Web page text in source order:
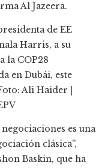
Al Jazeera.
de EE
Harris, a su
la COP28
en Dubái, este
Ali Haider
negociaciones es una
clásica”,
Baskin, que ha